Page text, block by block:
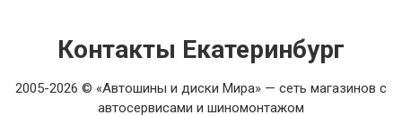
Контакты Екатеринбург
2005-2026 © «Автошины и диски Мира» — сеть магазинов с
автосервисами и шиномонтажом